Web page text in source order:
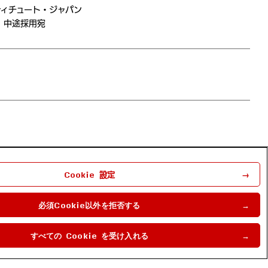
チュート・ジャパン
途採⽤宛
Follow us
Cookie 設定
必須Cookie以外を拒否する
すべての Cookie を受け入れる